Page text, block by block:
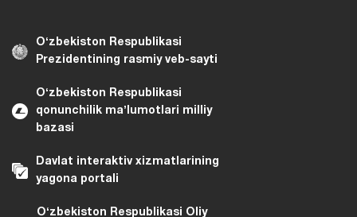
Oʻzbekiston Respublikasi
Prezidentining rasmiy veb-sayti
Oʻzbekiston Respublikasi
qonunchilik maʼlumotlari milliy
bazasi
Davlat interaktiv xizmatlarining
yagona portali
Oʻzbekiston Respublikasi Oliy